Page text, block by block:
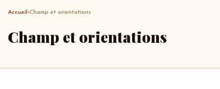
Accueil ›Champ et orientations
Champ et orientations